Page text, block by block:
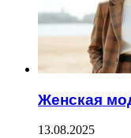
Женская
13.08.2025